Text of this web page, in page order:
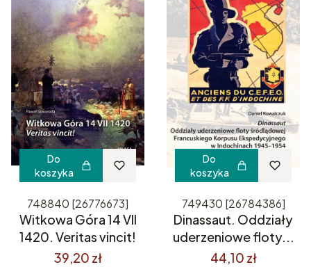
Do
koszyka
748840 [26776673]
Witkowa Góra 14 VII
1420. Veritas vincit!
39,20 zł
Do
koszyka
749430 [26784386]
Dinassaut. Oddziały
uderzeniowe floty...
44,10 zł